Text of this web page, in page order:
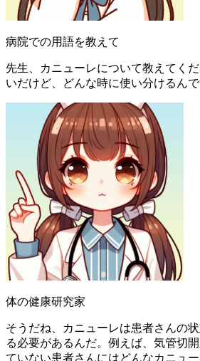
病院での用語を教えて
先生、カニューレについて教えてく
いだけど、どんな時に使い分けるんで
体の健康研究家
そうだね、カニューレは患者さんの
る必要があるんだ。例えば、気管切
ていない患者さんにはどんなカニュ